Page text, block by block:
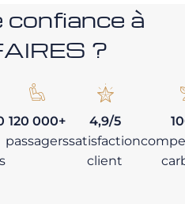
confiance à
?
120 000+
passagers
4,9/5
satisfaction
client